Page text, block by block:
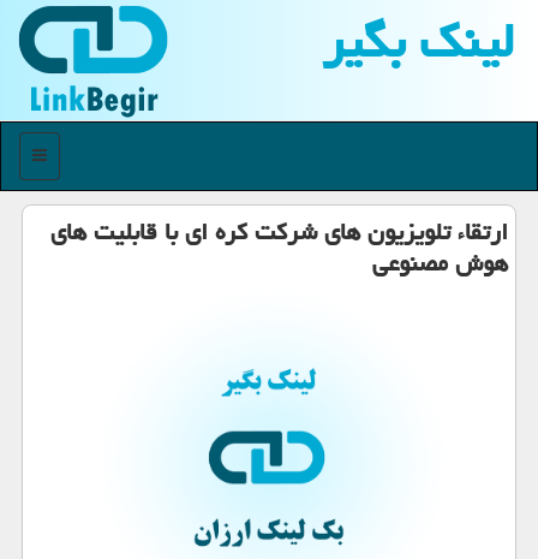
لینك بگیر
منو
ارتقاء تلویزیون های شرکت کره ای با قابلیت های
هوش مصنوعی